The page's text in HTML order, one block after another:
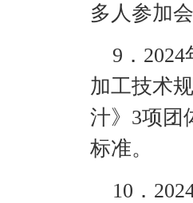
多人参加
9 ．
加工技术
汁》3项团
标准。
10 ．